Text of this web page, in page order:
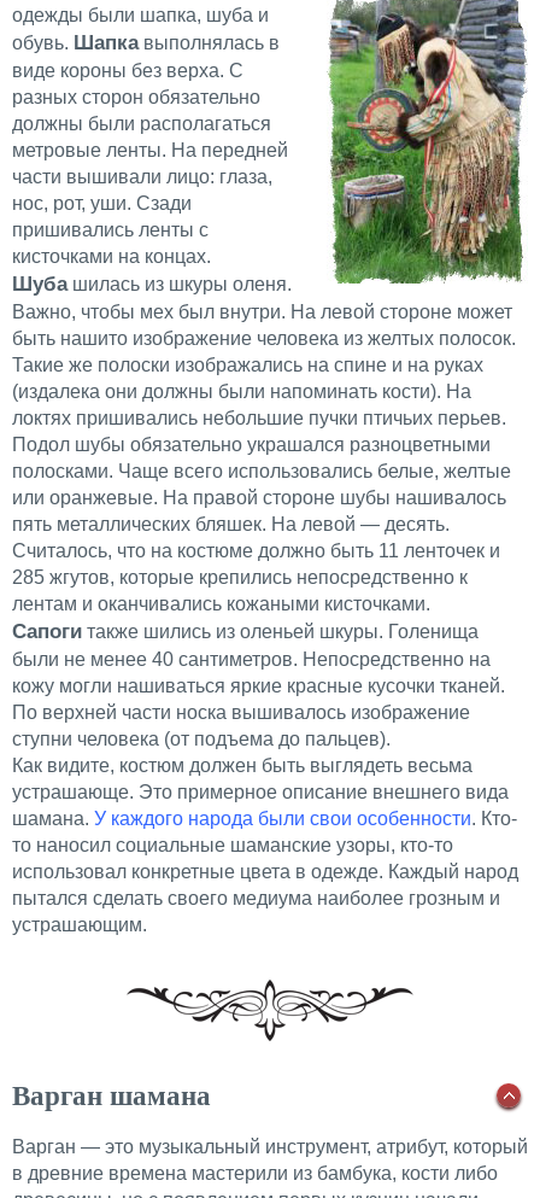
одежды были шапка, шуба и
обувь. Шапкавыполнялась в
виде короны без верха. С
разных сторон обязательно
должны были располагаться
метровые ленты. На передней
части вышивали лицо: глаза,
нос, рот, уши. Сзади
пришивались ленты с
кисточками на концах.
Шубашилась из шкуры оленя.
Важно, чтобы мех был внутри. На левой стороне может
быть нашито изображение человека из желтых полосок.
Такие же полоски изображались на спине и на руках
(издалека они должны были напоминать кости). На
локтях пришивались небольшие пучки птичьих перьев.
Подол шубы обязательно украшался разноцветными
полосками. Чаще всего использовались белые, желтые
или оранжевые. На правой стороне шубы нашивалось
пять металлических бляшек. На левой — десять.
Считалось, что на костюме должно быть 11 ленточек и
285 жгутов, которые крепились непосредственно к
лентам и оканчивались кожаными кисточками.
Сапоги также шились из оленьей шкуры. Голенища
были не менее 40 сантиметров. Непосредственно на
кожу могли нашиваться яркие красные кусочки тканей.
По верхней части носка вышивалось изображение
ступни человека (от подъема до пальцев).
Как видите, костюм должен быть выглядеть весьма
устрашающе. Это примерное описание внешнего вида
шамана. У каждого народа были свои особенности. Кто-
то наносил социальные шаманские узоры, кто-то
использовал конкретные цвета в одежде. Каждый народ
пытался сделать своего медиума наиболее грозным и
устрашающим.
Варган шамана
Варган — это музыкальный инструмент, атрибут, который
в древние времена мастерили из бамбука, кости либо